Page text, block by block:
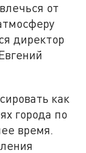
от
директор
как
города по
время.